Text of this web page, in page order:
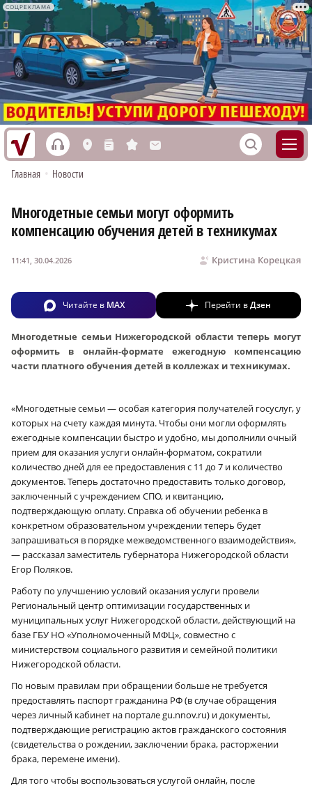
СОЦРЕКЛАМА
h L n s M S
Главная • Новости
Многодетные семьи могут оформить
компенсацию обучения детей в техникумах
Кристина Корецкая
11:41, 30.04.2026
Читайте в MAX Перейти вДзен
Многодетные семьи Нижегородской области теперь могут
оформить в онлайн-формате ежегодную компенсацию
части платного обучения детей в коллежах и техникумах.
«Многодетные семьи — особая категория получателей госуслуг, у
которых на счету каждая минута. Чтобы они могли оформлять
ежегодные компенсации быстро и удобно, мы дополнили очный
прием для оказания услуги онлайн-форматом, сократили
количество дней для ее предоставления с 11 до 7 и количество
документов. Теперь достаточно предоставить только договор,
заключенный с учреждением СПО, и квитанцию,
подтверждающую оплату. Справка об обучении ребенка в
конкретном образовательном учреждении теперь будет
запрашиваться в порядке межведомственного взаимодействия»,
— рассказал заместитель губернатора Нижегородской области
Егор Поляков.
Работу по улучшению условий оказания услуги провели
Региональный центр оптимизации государственных и
муниципальных услуг Нижегородской области, действующий на
базе ГБУ НО «Уполномоченный МФЦ», совместно с
министерством социального развития и семейной политики
Нижегородской области.
По новым правилам при обращении больше не требуется
предоставлять паспорт гражданина РФ (в случае обращения
через личный кабинет на портале gu.nnov.ru) и документы,
подтверждающие регистрацию актов гражданского состояния
(свидетельства о рождении, заключении брака, расторжении
брака, перемене имени).
Для того чтобы воспользоваться услугой онлайн, после